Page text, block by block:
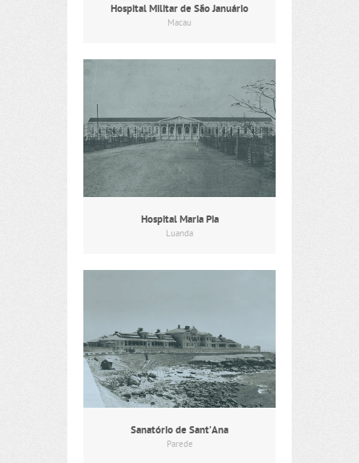
Hospital Militar de São Januário
Macau
Hospital Maria Pia
Luanda
Sanatório de Sant’Ana
Parede